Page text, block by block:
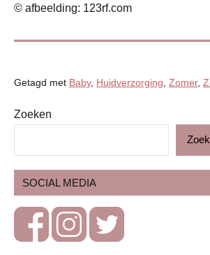
© afbeelding: 123rf.com
Getagd met Baby, Huidverzorging Zomer,
Baby
Gezondheid
Gezondheid
Zoeken
SOCIAL MEDIA